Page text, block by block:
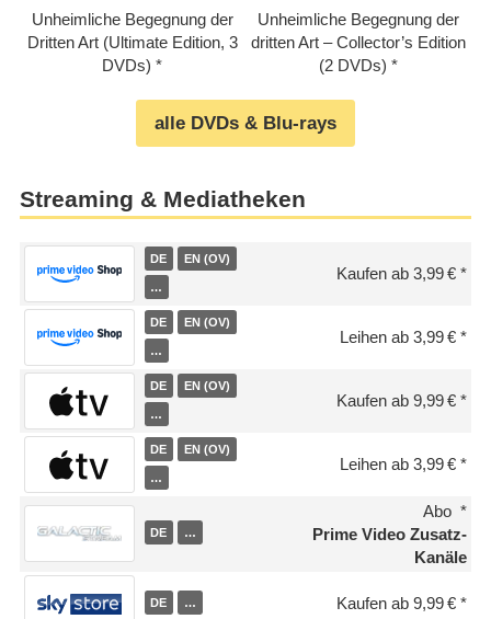
Unheimliche Begegnung der
Dritten Art (Ultimate Edition, 3
DVDs)
Unheimliche Begegnung der
dritten Art – Collector’s Edition
(2 DVDs)
alle DVDs & Blu-rays
Streaming & Mediatheken
DE EN (OV)
…
Kaufen ab 3,99 €
DE EN (OV)
…
Leihen ab 3,99 €
DE EN (OV)
…
Kaufen ab 9,99 €
DE EN (OV)
…
Leihen ab 3,99 €
DE …
Abo
Prime Video Zusatz-
Kanäle
DE … Kaufen ab 9,99 €